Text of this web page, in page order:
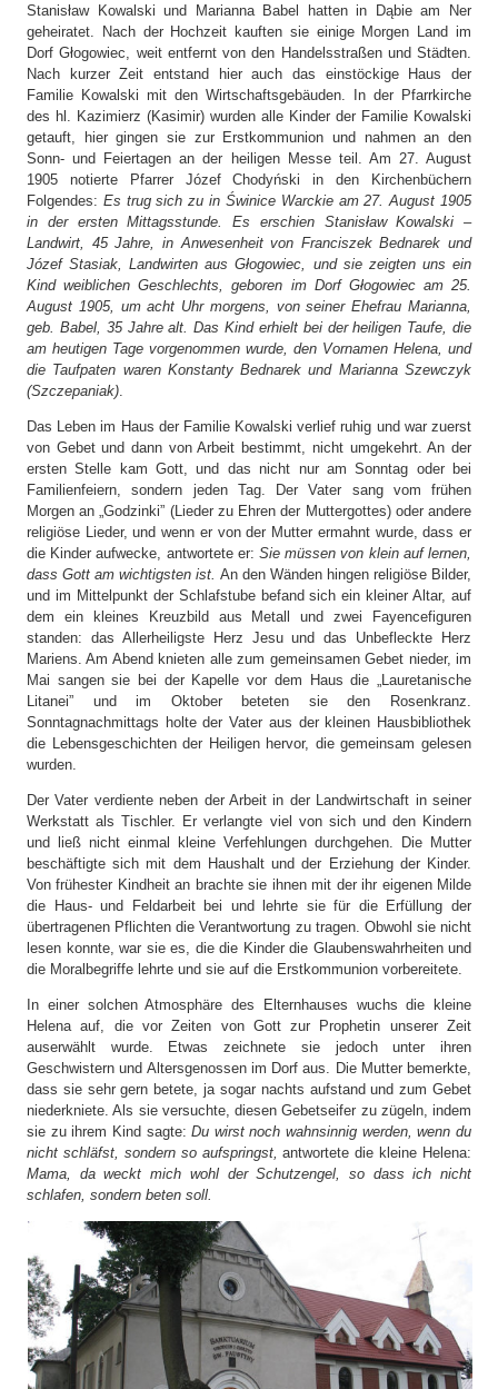
Stanisław Kowalski und Marianna Babel hatten in Dąbie am Ner
geheiratet. Nach der Hochzeit kauften sie einige Morgen Land im
Dorf Głogowiec, weit entfernt von den Handelsstraßen und Städten.
Nach kurzer Zeit entstand hier auch das einstöckige Haus der
Familie Kowalski mit den Wirtschaftsgebäuden. In der Pfarrkirche
des hl. Kazimierz (Kasimir) wurden alle Kinder der Familie Kowalski
getauft, hier gingen sie zur Erstkommunion und nahmen an den
Sonn- und Feiertagen an der heiligen Messe teil. Am 27. August
1905 notierte Pfarrer Józef Chodyński in den Kirchenbüchern
Folgendes: Es trug sich zu in Świnice Warckie am 27. August 1905
in der ersten Mittagsstunde. Es erschien Stanisław Kowalski –
Landwirt, 45 Jahre, in Anwesenheit von Franciszek Bednarek und
Józef Stasiak, Landwirten aus Głogowiec, und sie zeigten uns ein
Kind weiblichen Geschlechts, geboren im Dorf Głogowiec am 25.
August 1905, um acht Uhr morgens, von seiner Ehefrau Marianna,
geb. Babel, 35 Jahre alt. Das Kind erhielt bei der heiligen Taufe, die
am heutigen Tage vorgenommen wurde, den Vornamen Helena, und
die Taufpaten waren Konstanty Bednarek und Marianna Szewczyk
(Szczepaniak)
Das Leben im Haus der Familie Kowalski verlief ruhig und war zuerst
von Gebet und dann von Arbeit bestimmt, nicht umgekehrt. An der
ersten Stelle kam Gott, und das nicht nur am Sonntag oder bei
Familienfeiern, sondern jeden Tag. Der Vater sang vom frühen
Morgen an „Godzinki” (Lieder zu Ehren der Muttergottes) oder andere
religiöse Lieder, und wenn er von der Mutter ermahnt wurde, dass er
die Kinder aufwecke, antwortete er: Sie müssen von klein auf lernen,
dass Gott am wichtigsten ist. An den Wänden hingen religiöse Bilder,
und im Mittelpunkt der Schlafstube befand sich ein kleiner Altar, auf
dem ein kleines Kreuzbild aus Metall und zwei Fayencefiguren
standen: das Allerheiligste Herz Jesu und das Unbefleckte Herz
Mariens. Am Abend knieten alle zum gemeinsamen Gebet nieder, im
Mai sangen sie bei der Kapelle vor dem Haus die „Lauretanische
Litanei” und im Oktober beteten sie den Rosenkranz.
Sonntagnachmittags holte der Vater aus der kleinen Hausbibliothek
die Lebensgeschichten der Heiligen hervor, die gemeinsam gelesen
wurden.
Der Vater verdiente neben der Arbeit in der Landwirtschaft in seiner
Werkstatt als Tischler. Er verlangte viel von sich und den Kindern
und ließ nicht einmal kleine Verfehlungen durchgehen. Die Mutter
beschäftigte sich mit dem Haushalt und der Erziehung der Kinder.
Von frühester Kindheit an brachte sie ihnen mit der ihr eigenen Milde
die Haus- und Feldarbeit bei und lehrte sie für die Erfüllung der
übertragenen Pflichten die Verantwortung zu tragen. Obwohl sie nicht
lesen konnte, war sie es, die die Kinder die Glaubenswahrheiten und
die Moralbegriffe lehrte und sie auf die Erstkommunion vorbereitete.
In einer solchen Atmosphäre des Elternhauses wuchs die kleine
Helena auf, die vor Zeiten von Gott zur Prophetin unserer Zeit
auserwählt wurde. Etwas zeichnete sie jedoch unter ihren
Geschwistern und Altersgenossen im Dorf aus. Die Mutter bemerkte,
dass sie sehr gern betete, ja sogar nachts aufstand und zum Gebet
niederkniete. Als sie versuchte, diesen Gebetseifer zu zügeln, indem
sie zu ihrem Kind sagte:Du wirst noch wahnsinnig werden, wenn du
nicht schläfst, sondern so aufspringst, antwortete die kleine Helena:
Mama, da weckt mich wohl der Schutzengel, so dass ich nicht
schlafen, sondern beten soll.